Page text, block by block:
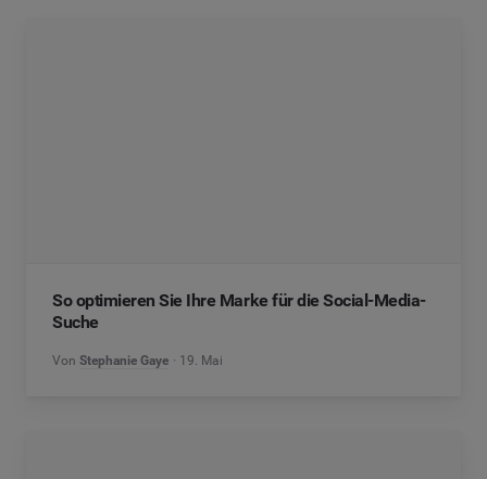
So optimieren Sie Ihre Marke für die Social-Media-
Suche
Von Stephanie Gaye 19. Mai